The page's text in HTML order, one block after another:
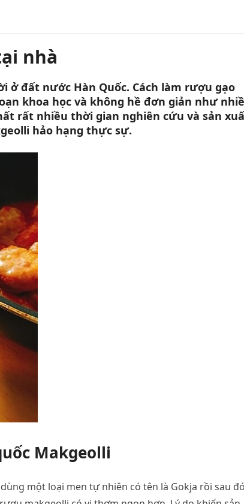
nhà
đất nước Hàn Quốc. Cách làm rượu gạo
khoa học và không hề đơn giản như
rất nhiều thời gian nghiên cứu và sản
hảo hạng thực sự.
Makgeolli
một loại men tự nhiên có tên là Gokja rồi sau